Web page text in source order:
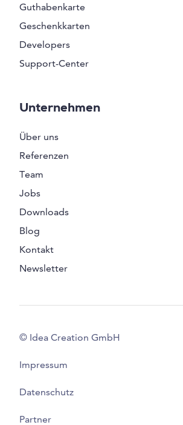
Guthabenkarte
Geschenkkarten
Developers
Support-Center
Unternehmen
Über uns
Referenzen
Team
Jobs
Downloads
Blog
Kontakt
Newsletter
© Idea Creation GmbH
Impressum
Datenschutz
Partner